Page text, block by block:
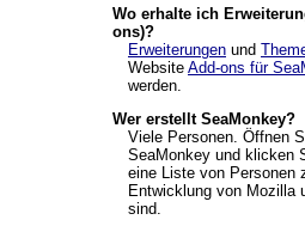
Wo erhalte ich
ons)?
Erweiterungen und
Website Add-ons für
werden.
Wer erstellt SeaMonkey?
Viele Personen. Öffnen
SeaMonkey und klicken
eine Liste von Personen
Entwicklung von Mozilla
sind.